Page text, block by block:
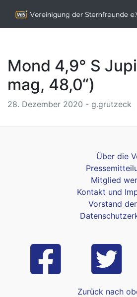
Mond 4,9° S
mag, 48,0“)
28. Dezember 2020 - g.grutzeck
Über die
Mitglied
Kontakt und
Vorstand
Zurück nach